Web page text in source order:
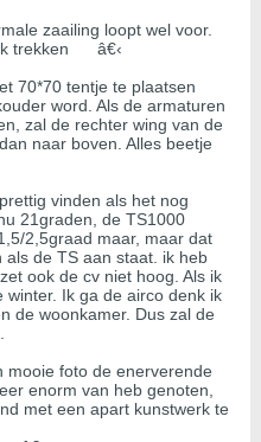
zaailing loopt wel voor.
trekken
â€‹
70*70 tentje te plaatsen
word. Als de armaturen
zal de rechter wing van de
naar boven. Alles beetje
vinden als het nog
21graden, de TS1000
2,5graad maar, maar dat
de TS aan staat. ik heb
ook de cv niet hoog. Als ik
Ik ga de airco denk ik
de woonkamer. Dus zal de
mooie foto de enerverende
enorm van heb genoten,
met een apart kunstwerk te